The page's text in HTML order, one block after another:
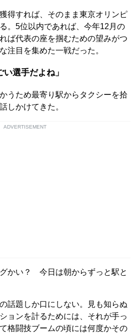
得すれば、そのまま東京オリンピ
。5位以内であれば、今年12月の
ば代表の座を掴むための望みがつ
注目を集めた一戦だった。
い選手だよね」
うため最寄り駅からタクシーを拾
しかけてきた。
ADVERTISEMENT
グかい？ 今日は朝からずっと駅と
話題しか口にしない。見も知らぬ
ョンを計るためには、それが手っ
格闘技ブームの頃には何度かその